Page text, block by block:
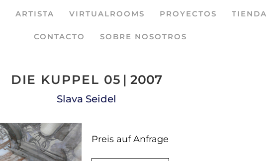
ARTISTA VIRTUALROOMS PROYECTOS TIENDA
CONTACTO SOBRE NOSOTROS
DIE KUPPEL 05 | 2007
Slava Seidel
Preis auf Anfrage